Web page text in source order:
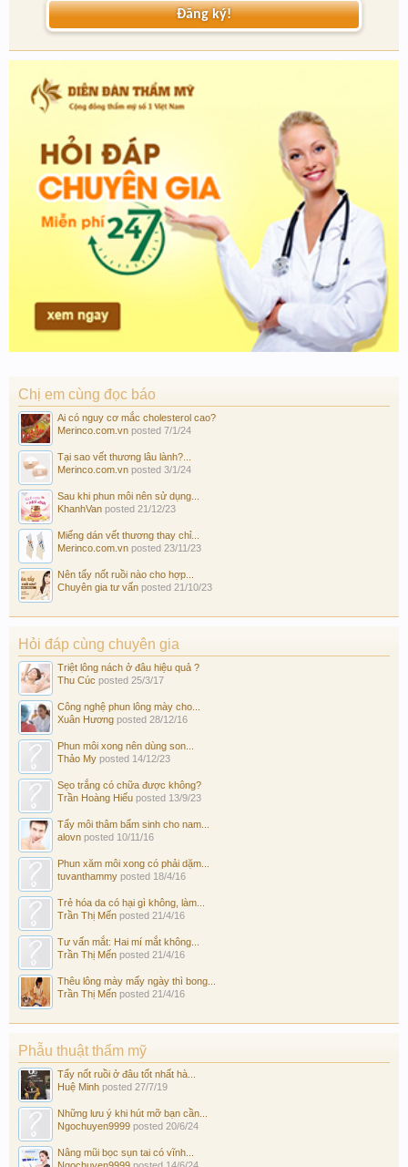
Đăng ký!
Chị em cùng đọc báo
Ai có nguy cơ mắc cholesterol cao?
Merinco.com.vn posted 7/1/24
Tại sao vết thương lâu lành?...
Merinco.com.vn posted 3/1/24
Sau khi phun môi nên sử dụng...
KhanhVan posted 21/12/23
Miếng dán vết thương thay chỉ...
Merinco.com.vn posted 23/11/23
Nên tẩy nốt ruồi nào cho hợp...
Chuyên gia tư vấn posted 21/10/23
Hỏi đáp cùng chuyên gia
Triệt lông nách ở đâu hiệu quả ?
Thu Cúc posted 25/3/17
Công nghệ phun lông mày cho...
Xuân Hương posted 28/12/16
Phun môi xong nên dùng son...
Thảo My posted 14/12/23
Sẹo trắng có chữa được không?
Trần Hoàng Hiếu posted 13/9/23
Tẩy môi thâm bẩm sinh cho nam...
alovn posted 10/11/16
Phun xăm môi xong có phải dặm...
tuvanthammy posted 18/4/16
Trẻ hóa da có hại gì không, làm...
Trần Thị Mến posted 21/4/16
Tư vấn mắt: Hai mí mắt không...
Trần Thị Mến posted 21/4/16
Thêu lông mày mấy ngày thì bong...
Trần Thị Mến posted 21/4/16
Phẫu thuật thẩm mỹ
Tẩy nốt ruồi ở đâu tốt nhất hà...
Huệ Minh posted 27/7/19
Những lưu ý khi hút mỡ bạn cần...
Ngochuyen9999 posted 20/6/24
Nâng mũi bọc sụn tai có vĩnh...
Ngochuyen9999 posted 14/6/24